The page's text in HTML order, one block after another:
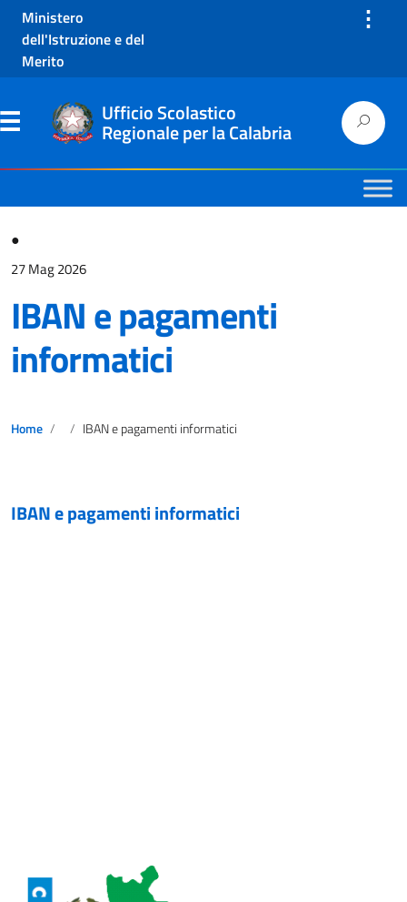
Ministero
dell'Istruzione e del
Merito
⋮
Ufficio Scolastico
Regionale per la Calabria
●
27 Mag 2026
IBAN e pagamenti
informatici
Home IBAN e pagamenti informatici
IBAN e pagamenti informatici